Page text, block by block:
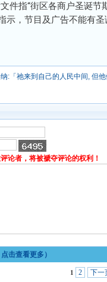
件指“街区各商户圣诞
示，节目及广告不能有圣
:「祂来到自己的人民中间, 但他
论者，将被褫夺评论的权利！
击查看更多）
1 2 下一